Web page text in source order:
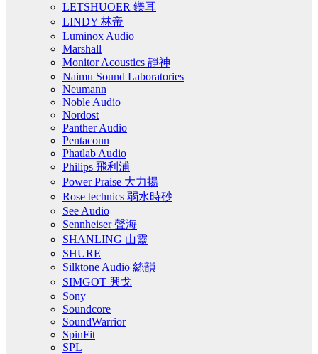
LETSHUOER 鑠耳
LINDY 林帝
Luminox Audio
Marshall
Monitor Acoustics 靜神
Naimu Sound Laboratories
Neumann
Noble Audio
Nordost
Panther Audio
Pentaconn
Phatlab Audio
Philips 飛利浦
Power Praise 大力揚
Rose technics 弱水時砂
See Audio
Sennheiser 聲海
SHANLING 山靈
SHURE
Silktone Audio 絲韻
SIMGOT 興戈
Sony
Soundcore
SoundWarrior
SpinFit
SPL